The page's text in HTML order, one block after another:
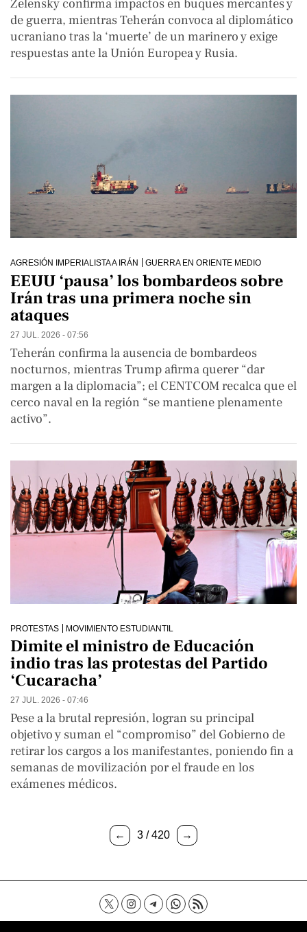
Zelensky confirma impactos en buques mercantes y
de guerra, mientras Teherán convoca al diplomático
ucraniano tras la ‘muerte’ de un marinero y exige
respuestas ante la Unión Europea y Rusia.
AGRESIÓN IMPERIALISTA A IRÁN GUERRA EN ORIENTE MEDIO
EEUU ‘pausa’ los bombardeos sobre
Irán tras una primera noche sin
ataques
27 JUL. 2026 - 07:56
Teherán confirma la ausencia de bombardeos
nocturnos, mientras Trump afirma querer “dar
margen a la diplomacia”; el CENTCOM recalca que el
cerco naval en la región “se mantiene plenamente
activo”.
PROTESTAS MOVIMIENTO ESTUDIANTIL
Dimite el ministro de Educación
indio tras las protestas del Partido
‘Cucaracha’
27 JUL. 2026 - 07:46
Pese a la brutal represión, logran su principal
objetivo y suman el “compromiso” del Gobierno de
retirar los cargos a los manifestantes, poniendo fin a
semanas de movilización por el fraude en los
exámenes médicos.
← 3 / 420 →
Contacto Aviso Legal Política de privacidad